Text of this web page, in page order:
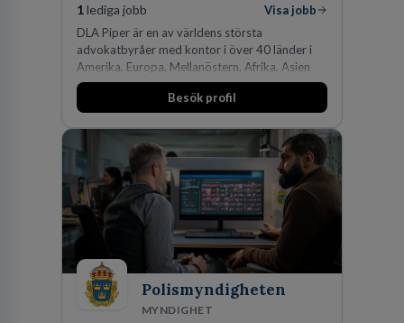
1lediga jobb
Visa jobb
DLA Piper är en av världens största
advokatbyråer med kontor i över 40 länder i
Amerika, Europa, Mellanöstern, Afrika, Asien
och Oceanien. Vi är specialister inom
affärsjuridikens alla områden och vi har några
fler än 450 jurister på fem kontor i Stockholm,
Köpenhamn, Århus, Oslo och Helsingfors kan vi
på DLA Piper erbjuda våra klienter en unik,
effektiv och gränsöverskridande nordisk
expertis. På vårt kontor i centrala Stockholm är
vi idag drygt 240 medarbetare.
Besök profil
Polismyndigheten
MYNDIGHET